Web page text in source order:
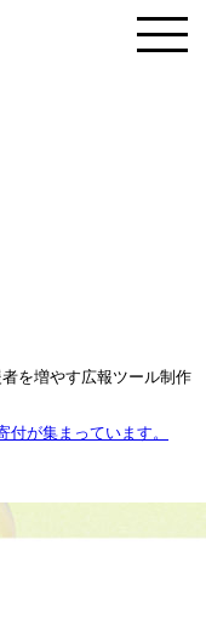
を増やす広報ツール制作
が集まっています。